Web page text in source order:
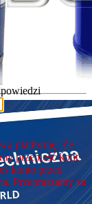
platformę. Ze
przenieść kont
konto przed
Przepraszamy za